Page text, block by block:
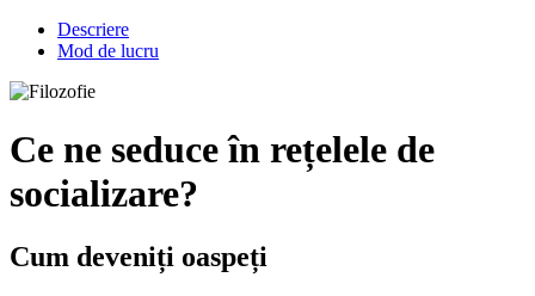
Descriere
Mod de lucru
Ce ne seduce în rețelele de
socializare?
Cum deveniți oaspeți